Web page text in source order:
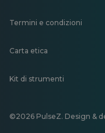
Termini e condizioni
Carta etica
Kit di strumenti
©2026 PulseZ. Design &